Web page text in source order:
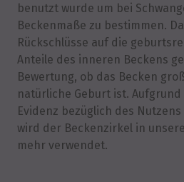
benutzt wurde um bei
Beckenmaße zu bestimmen.
Rückschlüsse auf die
Anteile des inneren Beckens
Bewertung, ob das Becken
natürliche Geburt ist.
Evidenz bezüglich des
wird der Beckenzirkel in
mehr verwendet.